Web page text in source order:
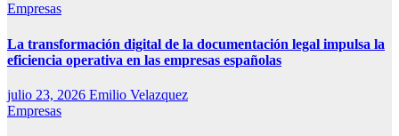
Empresas
La transformación digital de la documentación legal impulsa la
eficiencia operativa en las empresas españolas
julio 23, 2026 Emilio Velazquez
Empresas